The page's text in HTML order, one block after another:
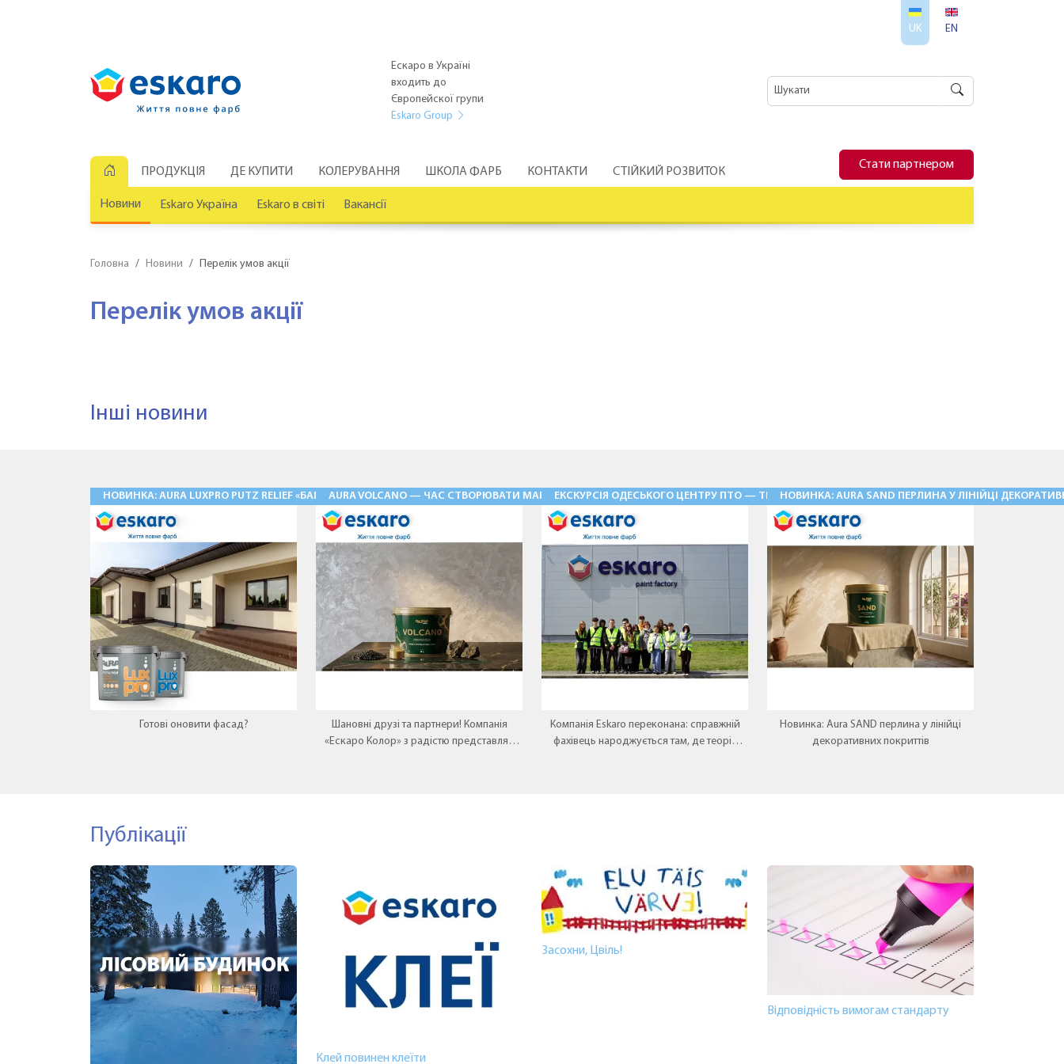
UK EN
Ескаро в Україні
входить до
Європейскої групи
Eskaro Group
ПРОДУКЦІЯ ДЕ КУПИТИ КОЛЕРУВАННЯ ШКОЛА ФАРБ КОНТАКТИ СТІЙКИЙ РОЗВИТОК
Стати партнером
Новини Eskaro Україна Eskaro в світі Вакансії
Головна Новини Перелік умов акції
Перелік умов акції
Інші новини
НОВИНКА: AURA LUXPRO PUTZ RELIEF «БАРАНЕЦЬ» — ФАСАДНІ ШТУКАТУРКИ НОВОГО РІВНЯ 03.08.2026
Готові оновити фасад?
AURA VOLCANO — ЧАС СТВОРЮВАТИ МАГІЮ 28.05.2026
Шановні друзі та партнери! Компанія
«Ескаро Колор» з радістю представляє
ЕКСКУРСІЯ ОДЕСЬКОГО ЦЕНТРУ ПТО — ТРАДИЦІЯ, ЩО ЖИВЕ! 11.05.2026
Компанія Eskaro переконана: справжній
фахівець народжується там, де теорія
НОВИНКА: AURA SAND ПЕРЛИНА У ЛІНІЙЦІ
Новинка: Aura SAND перлина у лінійці
декоративних покриттів
Публікації
Клей повинен клеїти
Засохни, Цвіль!
Відповідність вимогам стандарту